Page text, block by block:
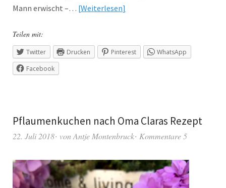
Mann erwischt –… Weiterlesen
Teilen mit:
Twitter Drucken Pinterest
WhatsApp
Facebook
Pflaumenkuchen nach Oma Claras Rezept
22. Juli 2018 vonAntje Montenbruck Kommentare 5